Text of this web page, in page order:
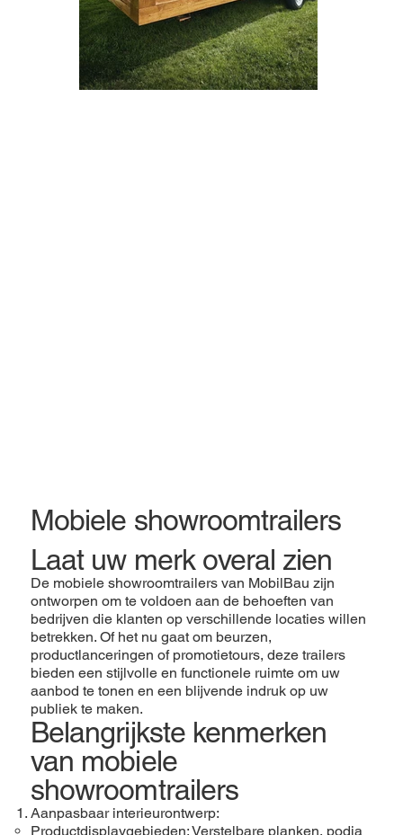
Laat uw merk overal zien
De mobiele showroomtrailers van MobilBau zijn
ontworpen om te voldoen aan de behoeften van
bedrijven die klanten op verschillende locaties willen
betrekken. Of het nu gaat om beurzen,
productlanceringen of promotietours, deze trailers
bieden een stijlvolle en functionele ruimte om uw
aanbod te tonen en een blijvende indruk op uw
publiek te maken.
Belangrijkste kenmerken
van mobiele
showroomtrailers
Aanpasbaar interieurontwerp:
Productdisplaygebieden: Verstelbare planken, podia
Mobiele showroomtrailers